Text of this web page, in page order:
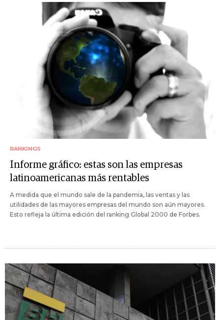
RANKINGS
Informe gráfico: estas son las empresas
latinoamericanas más rentables
A medida que el mundo sale de la pandemia, las ventas y las
utilidades de las mayores empresas del mundo son aún mayores.
Esto refleja la última edición del ranking Global 2000 de Forbes.